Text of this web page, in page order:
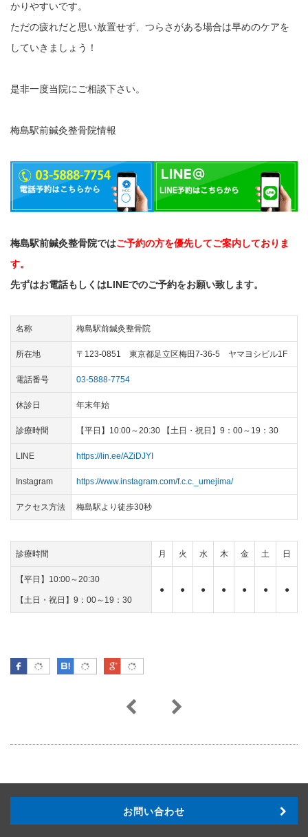
かりやすいです。
ただの疲れだと思い放置せず、つらさがある場合は早めのケアを
していきましょう！
是非一度当院にご相談下さい。
梅島駅前鍼灸整骨院情報
梅島駅前鍼灸整骨院ではご予約の方を優先してご案内しておりま
す。
先ずはお電話もしくはLINEでのご予約をお願い致します。
名称 梅島駅前鍼灸整骨院
所在地 〒123-0851 東京都足立区梅田7-36-5 ヤマヨシビル1F
電話番号 03-5888-7754
休診日 年末年始
診療時間 【平日】10:00～20:30 【土日・祝日】9：00～19：30
LINE https://lin.ee/AZiDJYI
Instagram https://www.instagram.com/f.c.c._umejima/
アクセス方法 梅島駅より徒歩30秒
診療時間 月 火 水 木 金 土 日
【平日】10:00～20:30
【土日・祝日】9：00～19：30
● ● ● ● ● ● ●
Facebook はてなブックマーク
Google Plus
お問い合わせ